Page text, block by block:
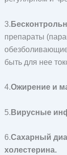
3.
препараты
быть для нее
4.Ожирение и
5. Вирусные
6.Сахарный
холестерина.